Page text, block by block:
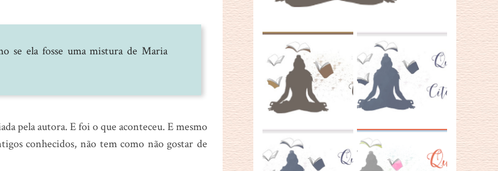
se ela fosse uma mistura de Maria
pela autora. E foi o que aconteceu. E mesmo
conhecidos, não tem como não gostar de